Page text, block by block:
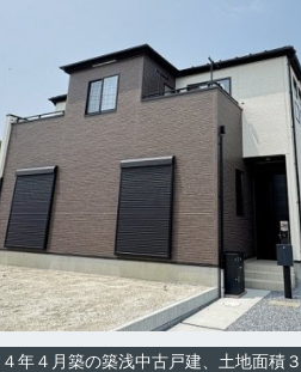
年４月築の築浅中古戸建、土地面積